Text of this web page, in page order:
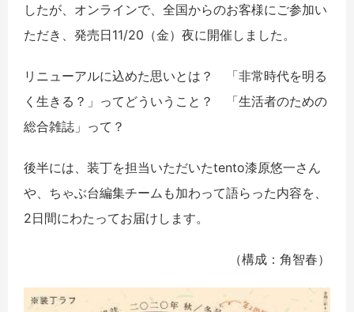
したが、オンラインで、全国からのお客様にご参加い
ただき、発売日11/20（金）夜に開催しました。
リニューアルに込めた思いとは？ 「非常時代を明る
く生きる？」ってどういうこと？ 「生活者のための
総合雑誌」って？
後半には、装丁を担当いただいたtento漆原悠一さん
や、ちゃぶ台編集チームも加わって語らった内容を、
2日間にわたってお届けします。
（構成：角智春）